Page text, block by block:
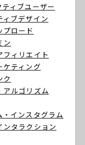
ティブユーザー
ィブデザイン
プロード
ン
フィリエイト
ケティング
ク
アルゴリズム
・インスタグラム
ンタラクション